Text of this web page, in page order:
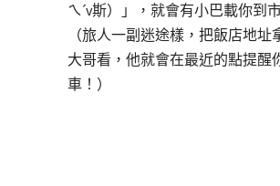
ㄟˊv斯）」，就會有小巴載你到
（旅人一副迷途樣，把飯店地址
大哥看，他就會在最近的點提醒
車！）